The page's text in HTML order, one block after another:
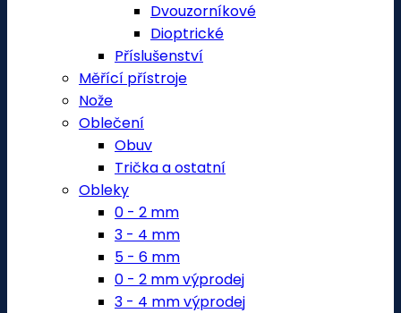
Dvouzorníkové
Dioptrické
Příslušenství
Měřící přístroje
Nože
Oblečení
Obuv
Trička a ostatní
Obleky
0 - 2 mm
3 - 4 mm
5 - 6 mm
0 - 2 mm výprodej
3 - 4 mm výprodej